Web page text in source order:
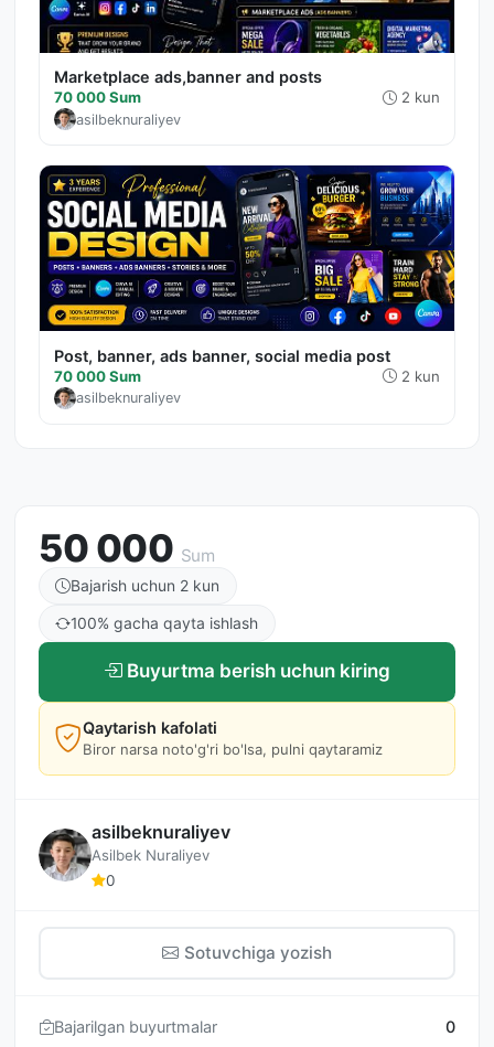
Marketplace ads,banner and posts
70 000 Sum 2 kun
asilbeknuraliyev
Post, banner, ads banner, social media post
70 000 Sum 2 kun
asilbeknuraliyev
50 000 Sum
Bajarish uchun 2 kun
100% gacha qayta ishlash
Buyurtma berish uchun kiring
Qaytarish kafolati
Biror narsa noto'g'ri bo'lsa, pulni qaytaramiz
asilbeknuraliyev
Asilbek Nuraliyev
0
Sotuvchiga yozish
Bajarilgan buyurtmalar 0